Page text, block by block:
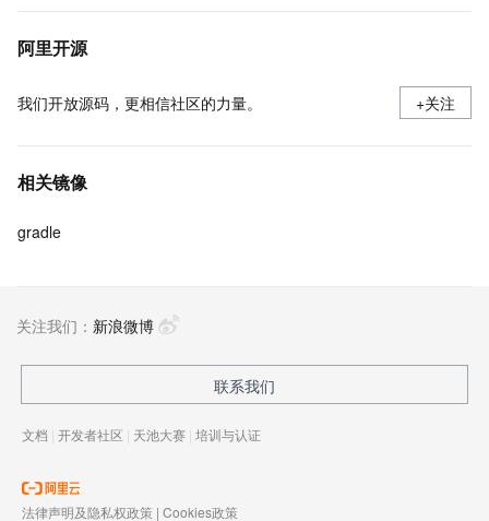
阿里开源
我们开放源码，更相信社区的力量。 +关注
相关镜像
gradle
关注我们： 新浪微博
联系我们
文档 | 开发者社区 | 天池大赛 | 培训与认证
法律声明及隐私权政策 | Cookies政策